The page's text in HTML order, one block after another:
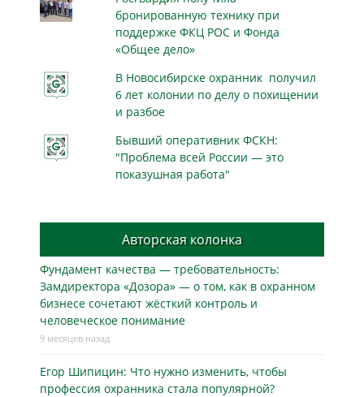
бронированную технику при
поддержке ФКЦ РОС и Фонда
«Общее дело»
В Новосибирске охранник получил
6 лет колонии по делу о похищении
и разбое
Бывший оперативник ФСКН:
"Проблема всей России — это
показушная работа"
Авторская колонка
Фундамент качества — требовательность:
Замдиректора «Дозора» — о том, как в охранном
бизнесe сочетают жёсткий контроль и
человеческое понимание
9 месяцев назад
Егор Шипицин: Что нужно изменить, чтобы
профессия охранника стала популярной?